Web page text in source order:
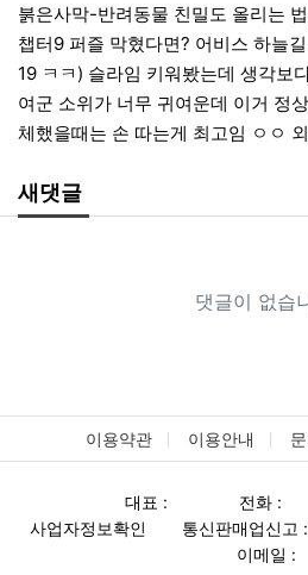
19 ㅋㅋ) 슬라임 키워봤는데 생각보
여군 소위가 너무 귀여운데 이거 정
체했을때는 손 따는게 최고임 ㅇㅇ
새댓글
댓글이 없습
이용약관 이용안내
대표 : 전화 :
사업자정보확인
통신판매업신고 :
이메일 :